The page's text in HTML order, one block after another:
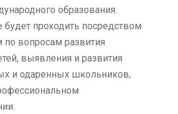
образования.
проходить посредством
вопросам развития
выявления и развития
и одаренных школьников,